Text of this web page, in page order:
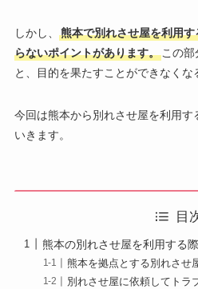
しかし、
熊本で別れさせ屋を利用
らないポイントがあります。この部
と、目的を果たすことができなくな
今回は熊本から別れさせ屋を利用
いきます。
目
熊本の別れさせ屋を利用する
熊本を拠点とする別れさせ
別れさせ屋に依頼してトラ